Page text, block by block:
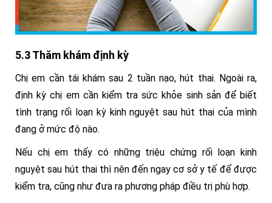
5.3 Thăm khám định kỳ
Chị em cần tái khám sau 2 tuần nạo, hút thai. Ngoài ra,
định kỳ chị em cần kiểm tra sức khỏe sinh sản để biết
tình trạng rối loạn kỳ kinh nguyệt sau hút thai của mình
đang ở mức độ nào.
Nếu chị em thấy có những triệu chứng rối loạn kinh
nguyệt sau hút thai thì nên đến ngay cơ sở y tế để được
kiểm tra, cũng như đưa ra phương pháp điều trị phù hợp.